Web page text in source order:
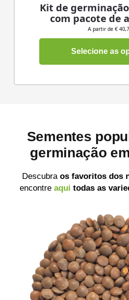
Kit de
com pacote de
A partir de €
Selecione as
Sementes
germinação
Descubra os favoritos dos
encontre aqui todas as